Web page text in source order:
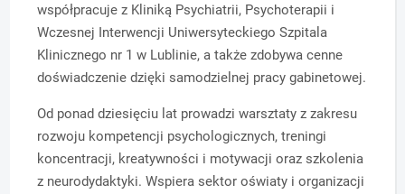
współpracuje z Kliniką Psychiatrii, Psychoterapii i
Wczesnej Interwencji Uniwersyteckiego Szpitala
Klinicznego nr 1 w Lublinie, a także zdobywa cenne
doświadczenie dzięki samodzielnej pracy gabinetowej.
Od ponad dziesięciu lat prowadzi warsztaty z zakresu
rozwoju kompetencji psychologicznych, treningi
koncentracji, kreatywności i motywacji oraz szkolenia
z neurodydaktyki. Wspiera sektor oświaty i organizacji